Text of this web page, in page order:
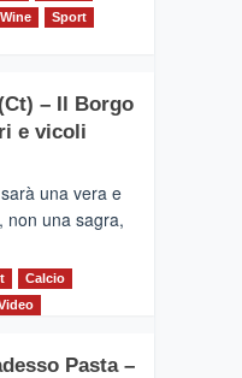
Sport
– Il Borgo
e vicoli
una vera e
non una sagra,
Calcio
Pasta –